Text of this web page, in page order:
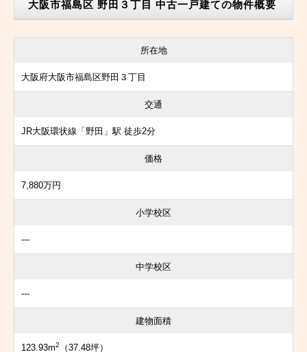
大阪市福島区 野田３丁目 中古一戸建ての物件概要
所在地
大阪府大阪市福島区野田３丁目
交通
JR大阪環状線「野田」駅 徒歩2分
価格
7,880万円
小学校区
---
中学校区
---
建物面積
123.93m2 （37.48坪）